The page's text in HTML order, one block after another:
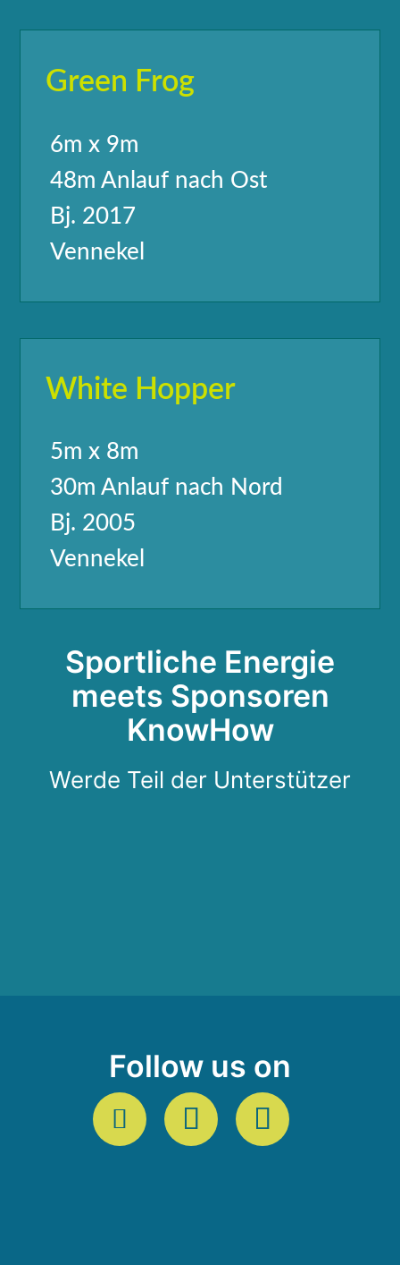
Green Frog
6m x 9m
48m Anlauf nach Ost
Bj. 2017
Vennekel
White Hopper
5m x 8m
30m Anlauf nach Nord
Bj. 2005
Vennekel
Sportliche Energie
meets Sponsoren
KnowHow
Werde Teil der Unterstützer
Follow us on